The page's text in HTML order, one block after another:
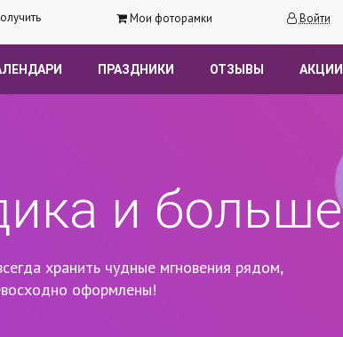
Мои фоторамки Войти
ПРАЗДНИКИ ОТЗЫВЫ АКЦИИ
и больше
хранить чудные мгновения рядом,
оформлены!